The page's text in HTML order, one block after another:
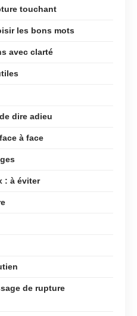
touchant
les bons mots
avec clarté
dire adieu
à face
: à éviter
de rupture